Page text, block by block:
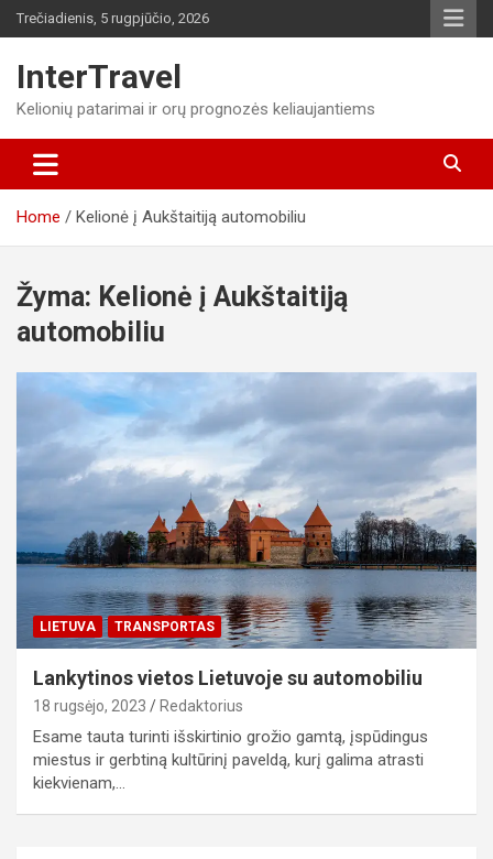
Skip
to
Trečiadienis, 5 rugpjūčio, 2026
InterTravel
Kelionių patarimai ir orų prognozės keliaujantiems
Home Kelionė į Aukštaitiją automobiliu
Žyma: Kelionė į Aukštaitiją
automobiliu
LIETUVA TRANSPORTAS
Lankytinos vietos Lietuvoje su automobiliu
18 rugsėjo, 2023 Redaktorius
Esame tauta turinti išskirtinio grožio gamtą, įspūdingus
miestus ir gerbtiną kultūrinį paveldą, kurį galima atrasti
kiekvienam,…